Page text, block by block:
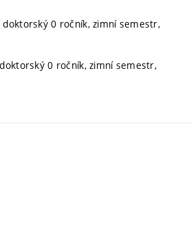
doktorský 0 ročník, zimní semestr,
doktorský 0 ročník, zimní semestr,